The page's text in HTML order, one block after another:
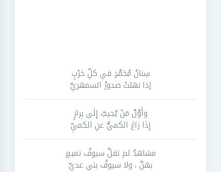
سِنانُ مُحَمَّدٍ في كلِّ حَرْبٍ
إذا نهلتْ صدورُ السمهريَّ
وأَوَّلُ مَنْ يُجيبُ إِلَى بِرازٍ
إِذَا زاغَ الكميُّ عنِ الكميِّ
مشاهدُ لم تفلَّ سيوفُ تميمٍ
بهنَّ ، ولا سيوفُ بني عديِّ